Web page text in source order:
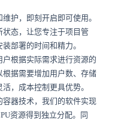
护，即刻开启即可使用。
态，让您专注于项目管
部署的时间和精力。
户根据实际需求进行资源的
据需要增加用户数、存储
，成本控制更具优势。
器技术，我们的软件实现
资源得到独立分配。同